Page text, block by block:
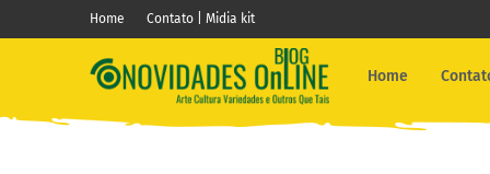
Home Contato | Midia kit
Home